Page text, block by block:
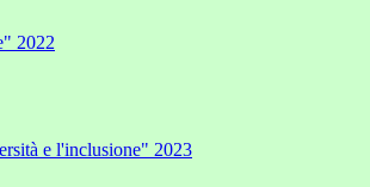
2022
e l'inclusione" 2023